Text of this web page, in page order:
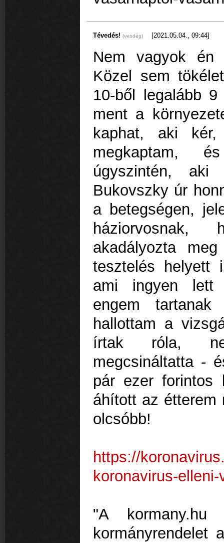
Tévedés! (vendég) [2021.05.04., 09:44]
Nem vagyok én
Közel sem
10-ből legalább
ment a
kaphat, aki
megkaptam,
úgyszintén, aki
Bukovszky úr
a betegségen,
akadályozta
tesztelés helyett
ami ingyen lett
engem tartanak
hallottam a
írtak róla,
megcsináltatta -
pár ezer forintos
áhított az étterem
olcsóbb!
https://
koronavirus-
"A
kormányrendelet